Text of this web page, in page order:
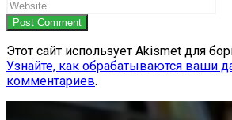
Post Comment
Этот сайт использует Akismet для
Узнайте, как обрабатываются ваши
комментариев.